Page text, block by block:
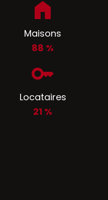
Maisons
88 %
Locataires
21 %